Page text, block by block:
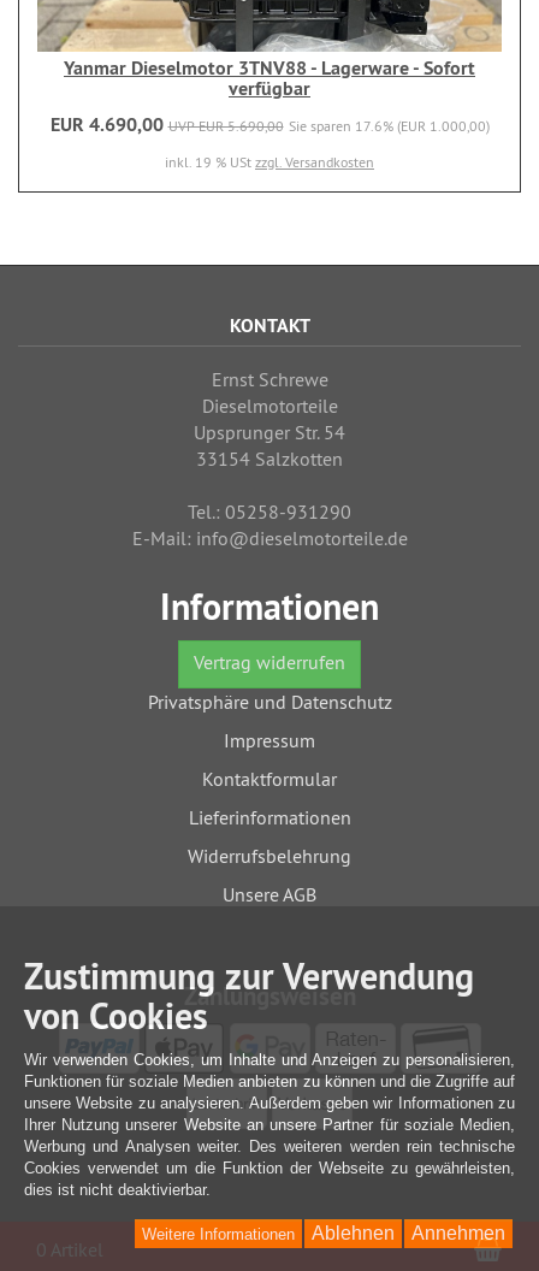
Yanmar Dieselmotor 3TNV88 - Lagerware - Sofort
verfügbar
EUR 4.690,00 UVP EUR 5.690,00 Sie sparen 17.6% (EUR 1.000,00)
inkl. 19 % USt zzgl. Versandkosten
KONTAKT
Ernst Schrewe
Dieselmotorteile
Upsprunger Str. 54
33154 Salzkotten
Tel.: 05258-931290
E-Mail: info@dieselmotorteile.de
Informationen
Vertrag widerrufen
Privatsphäre und Datenschutz
Impressum
Kontaktformular
Lieferinformationen
Widerrufsbelehrung
Unsere AGB
Zahlungsweisen
0 Artikel
Zustimmung zur Verwendung
von Cookies
Wir verwenden Cookies, um Inhalte und Anzeigen zu personalisieren,
Funktionen für soziale Medien anbieten zu können und die Zugriffe auf
unsere Website zu analysieren. Außerdem geben wir Informationen zu
Ihrer Nutzung unserer Website an unsere Partner für soziale Medien,
Werbung und Analysen weiter. Des weiteren werden rein technische
Cookies verwendet um die Funktion der Webseite zu gewährleisten,
dies ist nicht deaktivierbar.
Annehmen
Ablehnen
Weitere Informationen